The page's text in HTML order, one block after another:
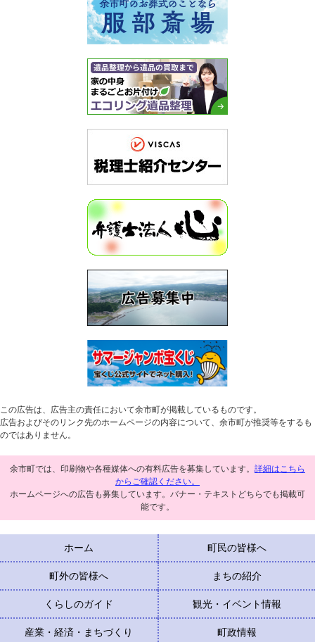
この広告は、広告主の責任において余市町が掲載しているものです。
広告およびそのリンク先のホームページの内容について、余市町が推奨等をするも
のではありません。
余市町では、印刷物や各種媒体への有料広告を募集しています。 詳細はこちら
からご確認ください。
ホームページへの広告も募集しています。バナー・テキストどちらでも掲載可
能です。
ホーム 町民の皆様へ
町外の皆様へ まちの紹介
くらしのガイド 観光・イベント情報
産業・経済・まちづくり 町政情報